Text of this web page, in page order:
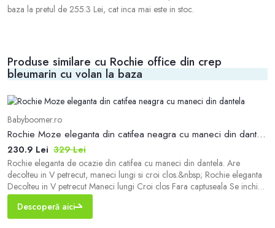
baza la pretul de 255.3 Lei, cat inca mai este in stoc.
Produse similare cu Rochie office din crep
bleumarin cu volan la baza
Babyboomer.ro
Rochie Moze eleganta din catifea neagra cu maneci din dantela
230.9 Lei 329 Lei
Rochie eleganta de ocazie din catifea cu maneci din dantela. Are
decolteu in V petrecut, maneci lungi si croi clos.&nbsp; Rochie eleganta
Decolteu in V petrecut Maneci lungi Croi clos Fara captuseala Se inchide
cu fermoar la spate Material: Catifea, dantela Compozitie: 100%
Poliester *Va rugam verificati eticheta produsului inainte de curatare!
*Va rugam sa retin
Descoperă aici